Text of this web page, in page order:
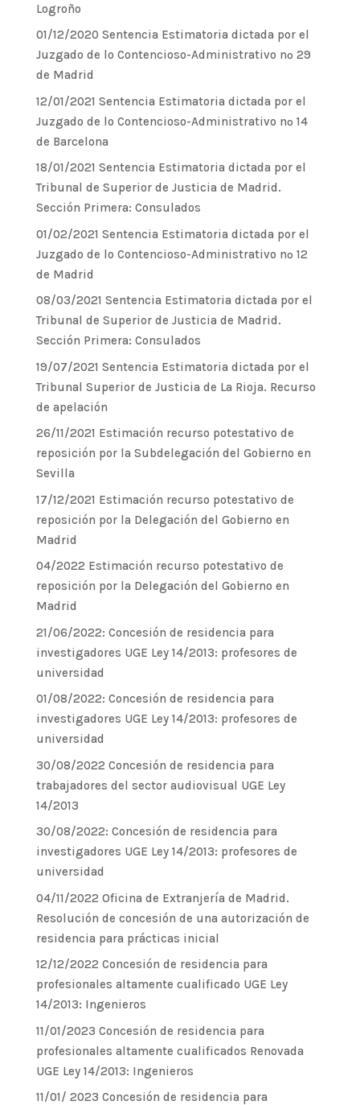
Logroño
01/12/2020 Sentencia Estimatoria dictada por el
Juzgado de lo Contencioso-Administrativo nº 29
de Madrid
12/01/2021 Sentencia Estimatoria dictada por el
Juzgado de lo Contencioso-Administrativo nº 14
de Barcelona
18/01/2021 Sentencia Estimatoria dictada por el
Tribunal de Superior de Justicia de Madrid.
Sección Primera: Consulados
01/02/2021 Sentencia Estimatoria dictada por el
Juzgado de lo Contencioso-Administrativo nº 12
de Madrid
08/03/2021 Sentencia Estimatoria dictada por el
Tribunal de Superior de Justicia de Madrid.
Sección Primera: Consulados
19/07/2021 Sentencia Estimatoria dictada por el
Tribunal Superior de Justicia de La Rioja. Recurso
de apelación
26/11/2021 Estimación recurso potestativo de
reposición por la Subdelegación del Gobierno en
Sevilla
17/12/2021 Estimación recurso potestativo de
reposición por la Delegación del Gobierno en
Madrid
04/2022 Estimación recurso potestativo de
reposición por la Delegación del Gobierno en
Madrid
21/06/2022: Concesión de residencia para
investigadores UGE Ley 14/2013: profesores de
universidad
01/08/2022: Concesión de residencia para
investigadores UGE Ley 14/2013: profesores de
universidad
30/08/2022 Concesión de residencia para
trabajadores del sector audiovisual UGE Ley
14/2013
30/08/2022: Concesión de residencia para
investigadores UGE Ley 14/2013: profesores de
universidad
04/11/2022 Oficina de Extranjería de Madrid.
Resolución de concesión de una autorización de
residencia para prácticas inicial
12/12/2022 Concesión de residencia para
profesionales altamente cualificado UGE Ley
14/2013: Ingenieros
11/01/2023 Concesión de residencia para
profesionales altamente cualificados Renovada
UGE Ley 14/2013: Ingenieros
11/01/ 2023 Concesión de residencia para